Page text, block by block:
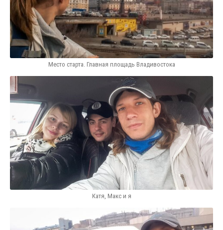
Место старта. Главная площадь Владивостока
Катя, Макс и я